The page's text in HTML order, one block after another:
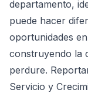
departamento,
puede hacer
oportunidades
construyendo la
perdure.
Servicio y